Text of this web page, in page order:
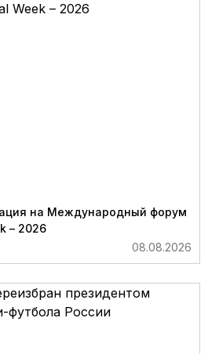
на Международный форум
– 2026
08.08.2026